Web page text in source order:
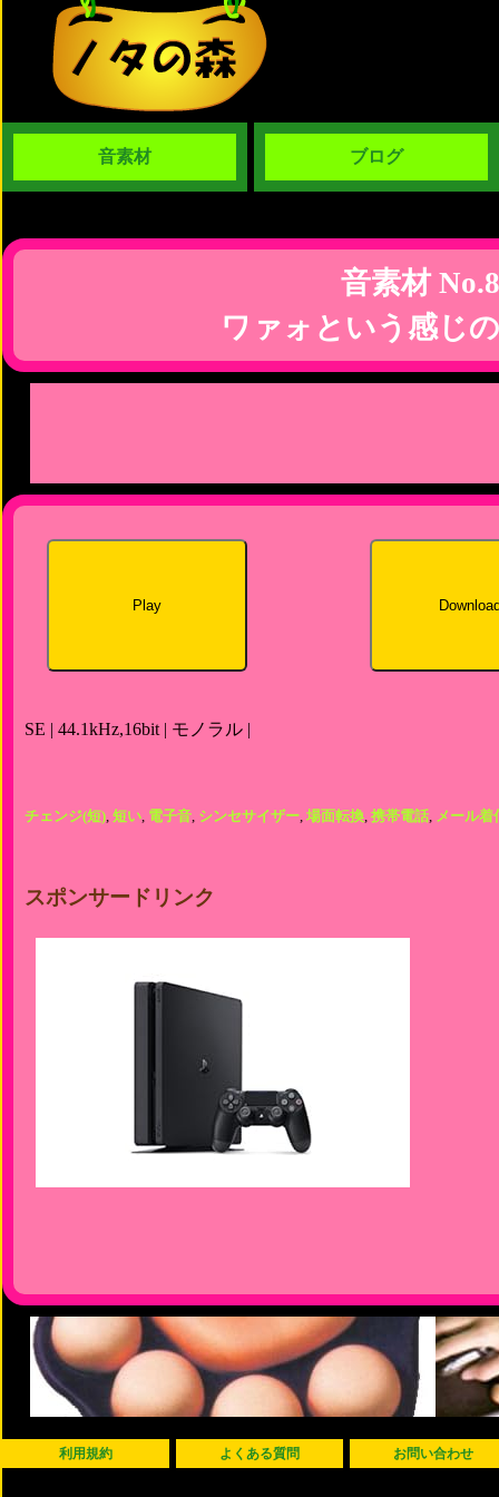
音素材 ブログ
音素材
ワァォという感じ
Play
SE | 44.1kHz,16bit | モノラル |
チェンジ(短), 短い, 電子音, シンセサイザー, 場面転換, 携帯電話, メール着
スポンサードリンク
利用規約 よくある質問 お問い合わせ